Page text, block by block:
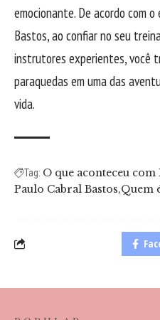
emocionante. De acordo com
Bastos, ao confiar no seu
instrutores experientes, você
paraquedas em uma das
vida.
Tag: O que aconteceu com
Paulo Cabral Bastos Quem